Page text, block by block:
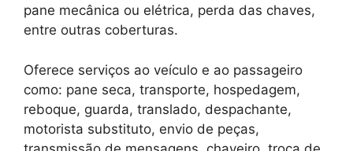
pane mecânica ou elétrica, perda das chaves,
entre outras coberturas.
Oferece serviços ao veículo e ao passageiro
como: pane seca, transporte, hospedagem,
reboque, guarda, translado, despachante,
motorista substituto, envio de peças,